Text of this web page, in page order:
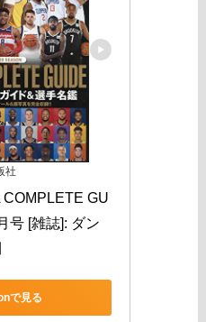
社
GU
号 [雑誌]: ダン
で見る